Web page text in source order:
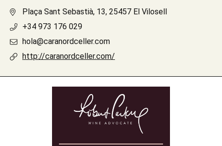
Plaça Sant Sebastià, 13, 25457 El Vilosell
+34 973 176 029
hola@caranordceller.com
http://caranordceller.com/